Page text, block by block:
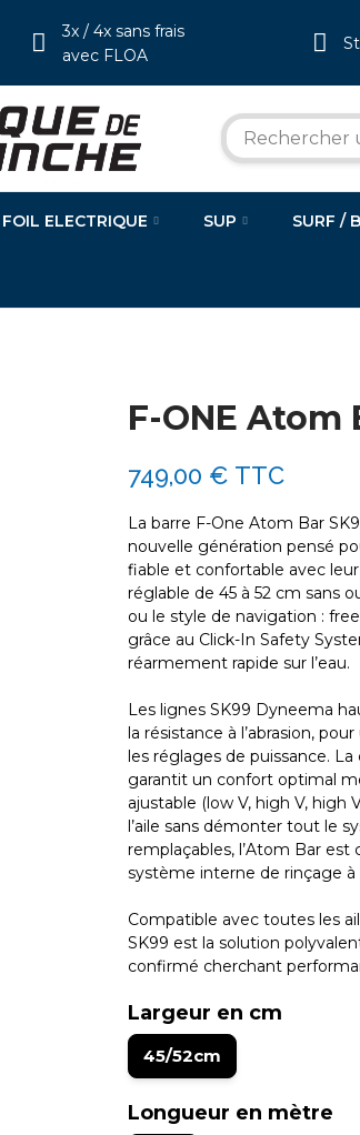
3x / 4x sans frais
avec FLOA
FOIL ELECTRIQUE SUP SURF /
F-ONE Atom
749,00 € TTC
La barre F-One Atom Bar
nouvelle génération pensé
fiable et confortable avec
réglable de 45 à 52 cm sans
ou le style de navigation :
grâce au Click-In Safety
réarmement rapide sur l’eau.
Les lignes SK99 Dyneema
la résistance à l’abrasion,
les réglages de puissance.
garantit un confort optimal
ajustable (low V, high V,
l’aile sans démonter tout le
remplaçables, l’Atom Bar
système interne de rinçage à
Compatible avec toutes les
SK99 est la solution
confirmé cherchant
Largeur en cm
45/52cm
Longueur en mètre